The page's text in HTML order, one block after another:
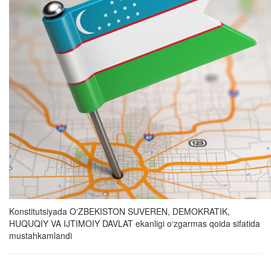
Konstitutsiyada O‘ZBEKISTON SUVEREN, DEMOKRATIK,
HUQUQIY VA IJTIMOIY DAVLAT ekanligi o‘zgarmas qoida sifatida
mustahkamlandi